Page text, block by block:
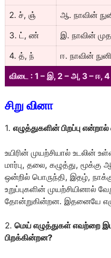
2. ச், ஞ் ஆ. நாவின்
3. ட், ண் இ. நாவின்
4. த், ந் ஈ. நாவின்
விடை : 1 – இ, 2 – அ, 3 – ஈ,
சிறு வினா
1. எழுத்துகளின் பிறப்பு
உயிரின் முயற்சியால் உடலின்
மார்பு, தலை, கழுத்து,
ஒன்றில் பொருந்தி, இதழ்,
உறுப்புகளின் முயற்சியினால்
தோன்றுகின்றன. இதனையே
2. மெய் எழுத்துகள் எவற்றை
பிறக்கின்றன?